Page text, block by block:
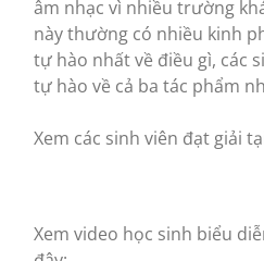
âm nhạc vì nhiều trường
này thường có nhiều kinh
tự hào nhất về điều gì, các
tự hào về cả ba tác phẩm
Xem các sinh viên đạt giải
Xem video học sinh biểu